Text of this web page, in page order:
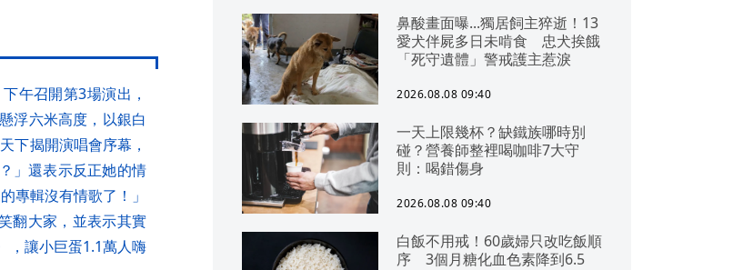
午召開第3場演出，
浮六米高度，以銀白
下揭開演唱會序幕，
」還表示反正她的情
專輯沒有情歌了！」
翻大家，並表示其實
，讓小巨蛋1.1萬人嗨
鼻酸畫面曝...獨居飼主猝逝！13
愛犬伴屍多日未啃食 忠犬挨餓
「死守遺體」警戒護主惹淚
2026.08.08 09:40
一天上限幾杯？缺鐵族哪時別
碰？營養師整裡喝咖啡7大守
則：喝錯傷身
2026.08.08 09:40
白飯不用戒！60歲婦只改吃飯順
序 3個月糖化血色素降到6.5